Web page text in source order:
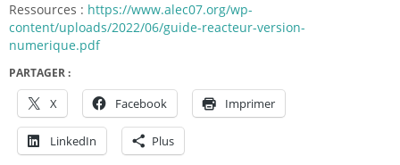
Ressources : https://www.alec07.org/wp-
content/uploads/2022/06/guide-reacteur-version-
numerique.pdf
PARTAGER :
X Facebook Imprimer
LinkedIn Plus